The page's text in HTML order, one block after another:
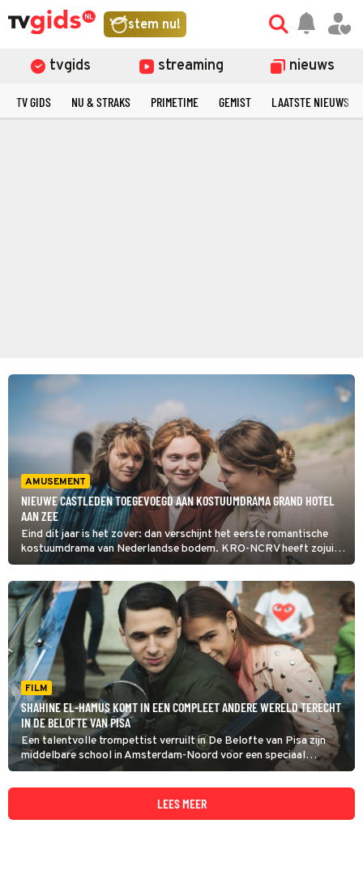
stem nu!
tvgids streaming nieuws
TV GIDS NU & STRAKS PRIMETIME GEMIST LAATSTE NIEUWS
AMUSEMENT
NIEUWE CASTLEDEN TOEGEVOEGD AAN KOSTUUMDRAMA GRAND HOTEL
AAN ZEE
Eind dit jaar is het zover: dan verschijnt het eerste romantische
kostuumdrama van Nederlandse bodem. KRO-NCRV heeft zojuist
nieuwe castleden voor Grand Hotel aan Zee onthuld.
FILM
SHAHINE EL-HAMUS KOMT IN EEN COMPLEET ANDERE WERELD TERECHT
IN DE BELOFTE VAN PISA
Een talentvolle trompettist verruilt in De Belofte van Pisa zijn
middelbare school in Amsterdam-Noord voor een speciaal
muzieklyceum in Zuid. Dat is een hele andere wereld.
LEES MEER